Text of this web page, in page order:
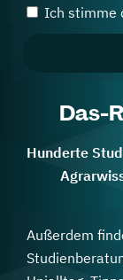
Ich stimme
Das-
Hunderte
Außerdem